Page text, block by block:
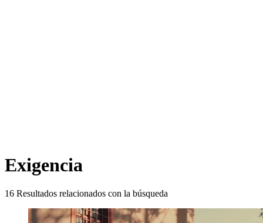
Exigencia
16 Resultados relacionados con la búsqueda